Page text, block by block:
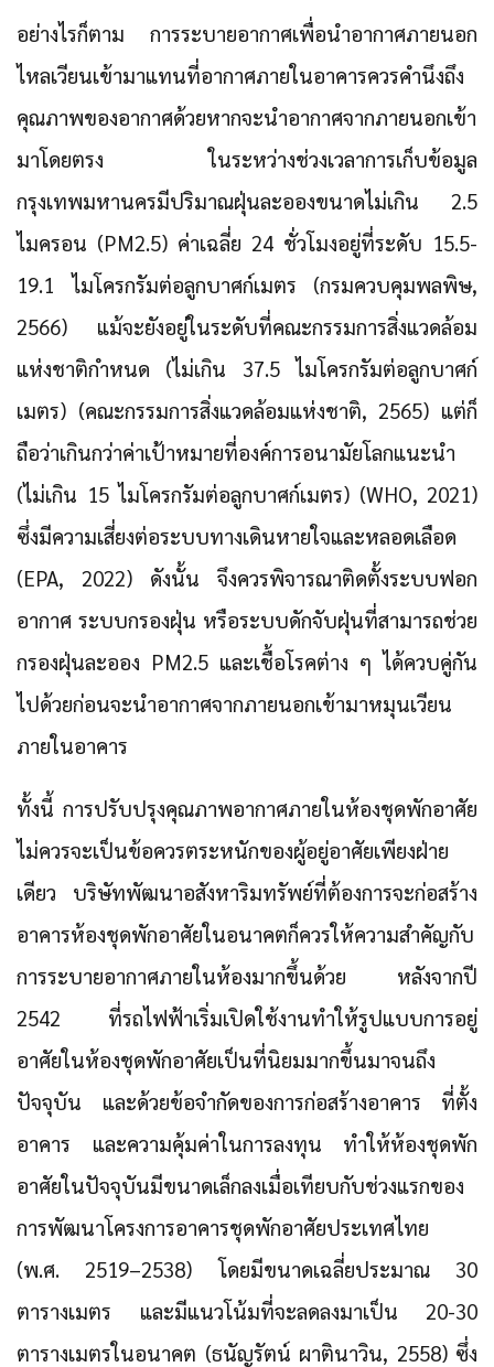
อย่างไรก็ตาม การระบายอากาศเพื่อนำอากาศภายนอก
ไหลเวียนเข้ามาแทนที่อากาศภายในอาคารควรคำนึงถึง
คุณภาพของอากาศด้วยหากจะนำอากาศจากภายนอกเข้า
มาโดยตรง ในระหว่างช่วงเวลาการเก็บข้อมูล
กรุงเทพมหานครมีปริมาณฝุ่นละอองขนาดไม่เกิน 2.5
ไมครอน (PM2.5) ค่าเฉลี่ย 24 ชั่วโมงอยู่ที่ระดับ 15.5-
19.1 ไมโครกรัมต่อลูกบาศก์เมตร (กรมควบคุมพลพิษ,
2566) แม้จะยังอยู่ในระดับที่คณะกรรมการสิ่งแวดล้อม
แห่งชาติกำหนด (ไม่เกิน 37.5 ไมโครกรัมต่อลูกบาศก์
เมตร) (คณะกรรมการสิ่งแวดล้อมแห่งชาติ, 2565) แต่ก็
ถือว่าเกินกว่าค่าเป้าหมายที่องค์การอนามัยโลกแนะนำ
(ไม่เกิน 15 ไมโครกรัมต่อลูกบาศก์เมตร) (WHO, 2021)
ซึ่งมีความเสี่ยงต่อระบบทางเดินหายใจและหลอดเลือด
(EPA, 2022) ดังนั้น จึงควรพิจารณาติดตั้งระบบฟอก
อากาศ ระบบกรองฝุ่น หรือระบบดักจับฝุ่นที่สามารถช่วย
กรองฝุ่นละออง PM2.5 และเชื้อโรคต่าง ๆ ได้ควบคู่กัน
ไปด้วยก่อนจะนำอากาศจากภายนอกเข้ามาหมุนเวียน
ภายในอาคาร
ทั้งนี้ การปรับปรุงคุณภาพอากาศภายในห้องชุดพักอาศัย
ไม่ควรจะเป็นข้อควรตระหนักของผู้อยู่อาศัยเพียงฝ่าย
เดียว บริษัทพัฒนาอสังหาริมทรัพย์ที่ต้องการจะก่อสร้าง
อาคารห้องชุดพักอาศัยในอนาคตก็ควรให้ความสำคัญกับ
การระบายอากาศภายในห้องมากขึ้นด้วย หลังจากปี
2542 ที่รถไฟฟ้าเริ่มเปิดใช้งานทำให้รูปแบบการอยู่
อาศัยในห้องชุดพักอาศัยเป็นที่นิยมมากขึ้นมาจนถึง
ปัจจุบัน และด้วยข้อจำกัดของการก่อสร้างอาคาร ที่ตั้ง
อาคาร และความคุ้มค่าในการลงทุน ทำให้ห้องชุดพัก
อาศัยในปัจจุบันมีขนาดเล็กลงเมื่อเทียบกับช่วงแรกของ
การพัฒนาโครงการอาคารชุดพักอาศัยประเทศไทย
(พ.ศ. 2519–2538) โดยมีขนาดเฉลี่ยประมาณ 30
ตารางเมตร และมีแนวโน้มที่จะลดลงมาเป็น 20-30
ตารางเมตรในอนาคต (ธนัญรัตน์ ผาตินาวิน, 2558) ซึ่ง